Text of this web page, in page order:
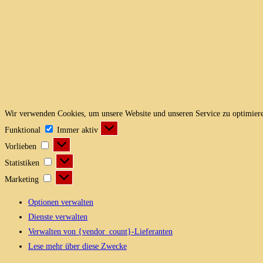
Wir verwenden Cookies, um unsere Website und unseren Service zu
Funktional
Funktional
Immer aktiv
Vorlieben
Vorlieben
Statistiken Statistiken
Marketing Marketing
Optionen verwalten
Dienste verwalten
Verwalten von {vendor_count}-Lieferanten
Lese mehr über diese Zwecke